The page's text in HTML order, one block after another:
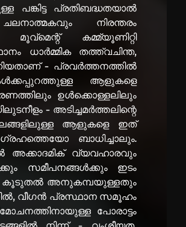
പ്രതിബദ്ധതയാൽ
നിരന്തരം
കമ്മ്യൂണിറ്റി
ധാർമ്മിക തത്ത്വചിന്ത,
- പ്രവർത്തനത്തിൽ
ആളുകളെ
ഉൾക്കൊള്ളലിലും
- അടിച്ചമർത്തലിന്റെ
ആളുകളെ ഇത്
ബാധിച്ചാലും.
അക്കാദമിക് വ്യവഹാരവും
സമീപനങ്ങൾക്കും ഇടം
കൂടുതൽ അനുകമ്പയുള്ളതും
വീഗൻ പ്രസ്ഥാന സമൂഹം
പോരാട്ടം